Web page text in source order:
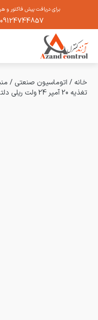
برای دریافت پیش فاکتور و
09124744857
خانه / اتوماسیون صنعتی /
تغذیه 20 آمپر 24 ولت ریلی دلتا مدل DRL24V480W1AS